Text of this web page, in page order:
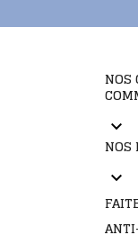
NOS
keyboard_arrow_down
NOS
keyboard_arrow_down